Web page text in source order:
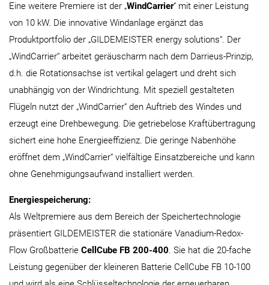
Eine weitere Premiere ist der „WindCarrier“ mit einer Leistung
von 10 kW. Die innovative Windanlage ergänzt das
Produktportfolio der „GILDEMEISTER energy solutions“. Der
„WindCarrier“ arbeitet geräuscharm nach dem Darrieus-Prinzip,
d.h. die Rotationsachse ist vertikal gelagert und dreht sich
unabhängig von der Windrichtung. Mit speziell gestalteten
Flügeln nutzt der „WindCarrier“ den Auftrieb des Windes und
erzeugt eine Drehbewegung. Die getriebelose Kraftübertragung
sichert eine hohe Energieeffizienz. Die geringe Nabenhöhe
eröffnet dem „WindCarrier“ vielfältige Einsatzbereiche und kann
ohne Genehmigungsaufwand installiert werden.
Energiespeicherung:
Als Weltpremiere aus dem Bereich der Speichertechnologie
präsentiert GILDEMEISTER die stationäre Vanadium-Redox-
Flow Großbatterie CellCube FB 200-400. Sie hat die 20-fache
Leistung gegenüber der kleineren Batterie CellCube FB 10-100